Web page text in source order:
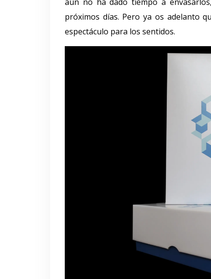
próximos días. Pero ya os adelanto
espectáculo para los sentidos.